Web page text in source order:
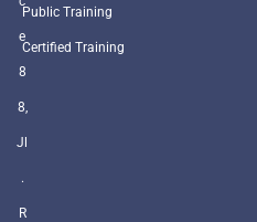
e
8
8,
Jl
.
R
Public Training
Certified Training